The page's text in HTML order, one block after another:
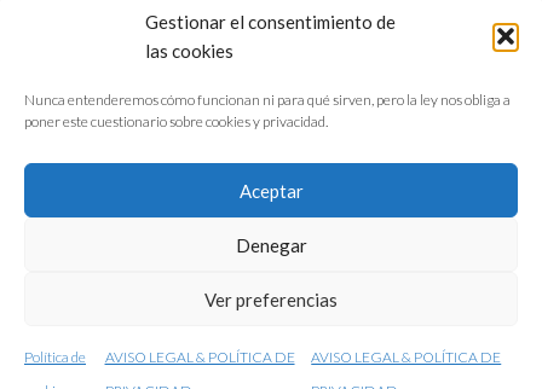
Gestionar el consentimiento de
las cookies
Nunca entenderemos cómo funcionan ni para qué sirven, pero la ley nos obliga a
poner este cuestionario sobre cookies y privacidad.
Aceptar
Denegar
Ver preferencias
Política de
AVISO LEGAL & POLÍTICA DE
AVISO LEGAL & POLÍTICA DE
disfrutando de la esencia del ciclismo de ruta
y de una organización que mima al ciclista de
principio a fin.
CONFERENCIAS
VÍDEOS & REPORTAJES TV
NUESTROS LIBROS
© 2001-2026 conunparderuedas